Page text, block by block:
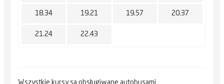
18.34 19.21 19.57 20.37
21.24 22.43
Wszystkie kursy są obsługiwane autobusami